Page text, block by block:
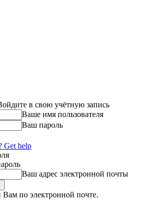
в свою учётную запись
Ваше имя пользователя
Ваш пароль
Get help
Ваш адрес электронной почты
Вам по электронной почте.